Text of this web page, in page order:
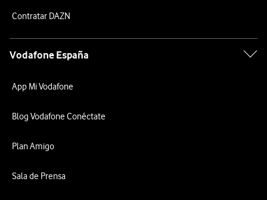
Contratar DAZN
Vodafone España
App Mi Vodafone
Blog Vodafone Conéctate
Plan Amigo
Sala de Prensa